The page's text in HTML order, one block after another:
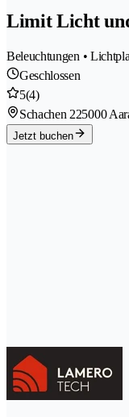
Limit Licht
Beleuchtungen •
Geschlossen
5(4)
Schachen 225000
Jetzt buchen